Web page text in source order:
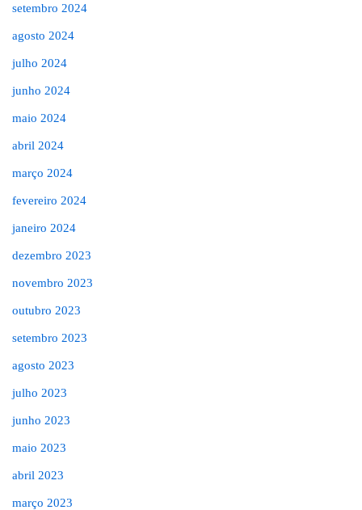
setembro 2024
agosto 2024
julho 2024
junho 2024
maio 2024
abril 2024
março 2024
fevereiro 2024
janeiro 2024
dezembro 2023
novembro 2023
outubro 2023
setembro 2023
agosto 2023
julho 2023
junho 2023
maio 2023
abril 2023
março 2023